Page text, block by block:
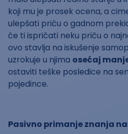
koji mu je prosek ocena, a
ulepšati priču o gadnom
će ti ispričati neku priču o
ovo stavlja na iskušenje
uzrokuje u njima osećaj
ostaviti teške posledice na
pojedince.
Pasivno primanje znanja